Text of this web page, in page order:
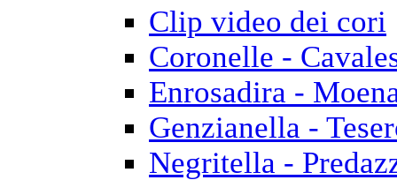
Clip video dei cori
Coronelle -
Enrosadira -
Genzianella -
Negritella -